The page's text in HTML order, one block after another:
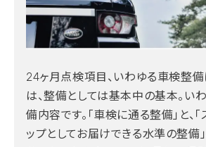
24ヶ月点検項目、いわゆる車検整
は、整備としては基本中の基本。い
備内容です。「車検に通る整備」と、「
ップとしてお届けできる水準の整備